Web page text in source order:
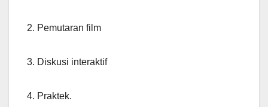
2. Pemutaran film
3. Diskusi interaktif
4. Praktek.